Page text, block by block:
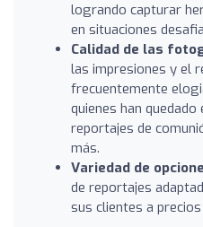
logrando capturar
en situaciones
Calidad de las
las impresiones y el
frecuentemente
quienes han
reportajes de
más.
Variedad de
de reportajes
sus clientes a